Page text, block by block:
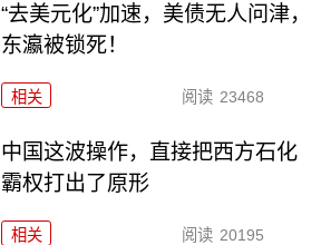
“去美元化”加速，美债无人问津，
东瀛被锁死！
相关 阅读 23468
中国这波操作，直接把西方石化
霸权打出了原形
相关 阅读 20195